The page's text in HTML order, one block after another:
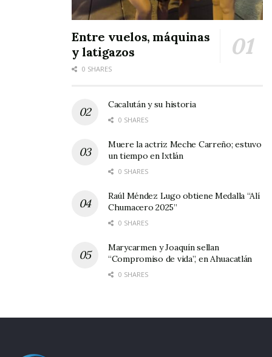
Entre vuelos, máquinas
y latigazos
0 SHARES
Cacalután y su historia
0 SHARES
Muere la actriz Meche Carreño; estuvo
un tiempo en Ixtlán
0 SHARES
Raúl Méndez Lugo obtiene Medalla “Alí
Chumacero 2025”
0 SHARES
Marycarmen y Joaquín sellan
“Compromiso de vida”, en Ahuacatlán
0 SHARES